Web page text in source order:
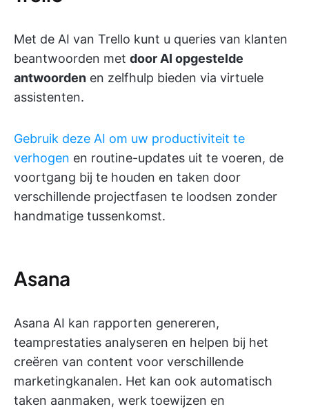
Met de AI van Trello kunt u queries van klanten
beantwoorden met door AI opgestelde
antwoorden en zelfhulp bieden via virtuele
assistenten.
Gebruik deze AI om uw productiviteit te
verhogen en routine-updates uit te voeren, de
voortgang bij te houden en taken door
verschillende projectfasen te loodsen zonder
handmatige tussenkomst.
Asana
Asana AI kan rapporten genereren,
teamprestaties analyseren en helpen bij het
creëren van content voor verschillende
marketingkanalen. Het kan ook automatisch
taken aanmaken, werk toewijzen en